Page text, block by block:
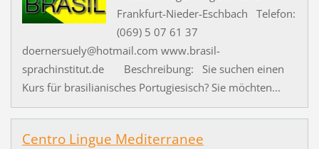
Frankfurt-Nieder-Eschbach Telefon:
(069) 5 07 61 37
doernersuely@hotmail.com www.brasil-
sprachinstitut.de Beschreibung: Sie suchen einen
Kurs für brasilianisches Portugiesisch? Sie möchten...
Centro Lingue Mediterranee